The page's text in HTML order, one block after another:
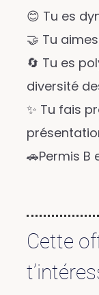
😊 Tu es
🤝 Tu
🔄 Tu es
diversité
✨ Tu fais
🚗Permis B
Cette